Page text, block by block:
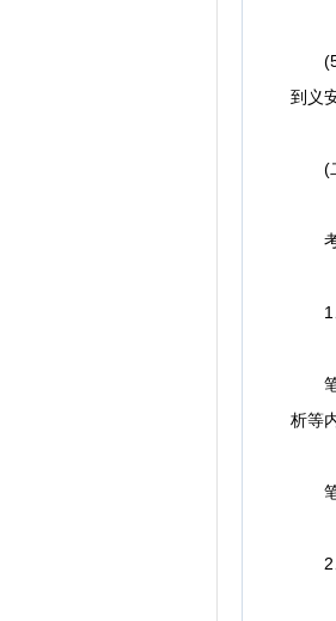
(5)
到义
(二
考
1
笔
析等
笔
2